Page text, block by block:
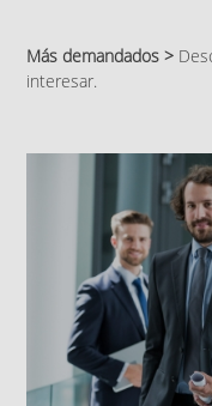
Más demandados >
interesar.